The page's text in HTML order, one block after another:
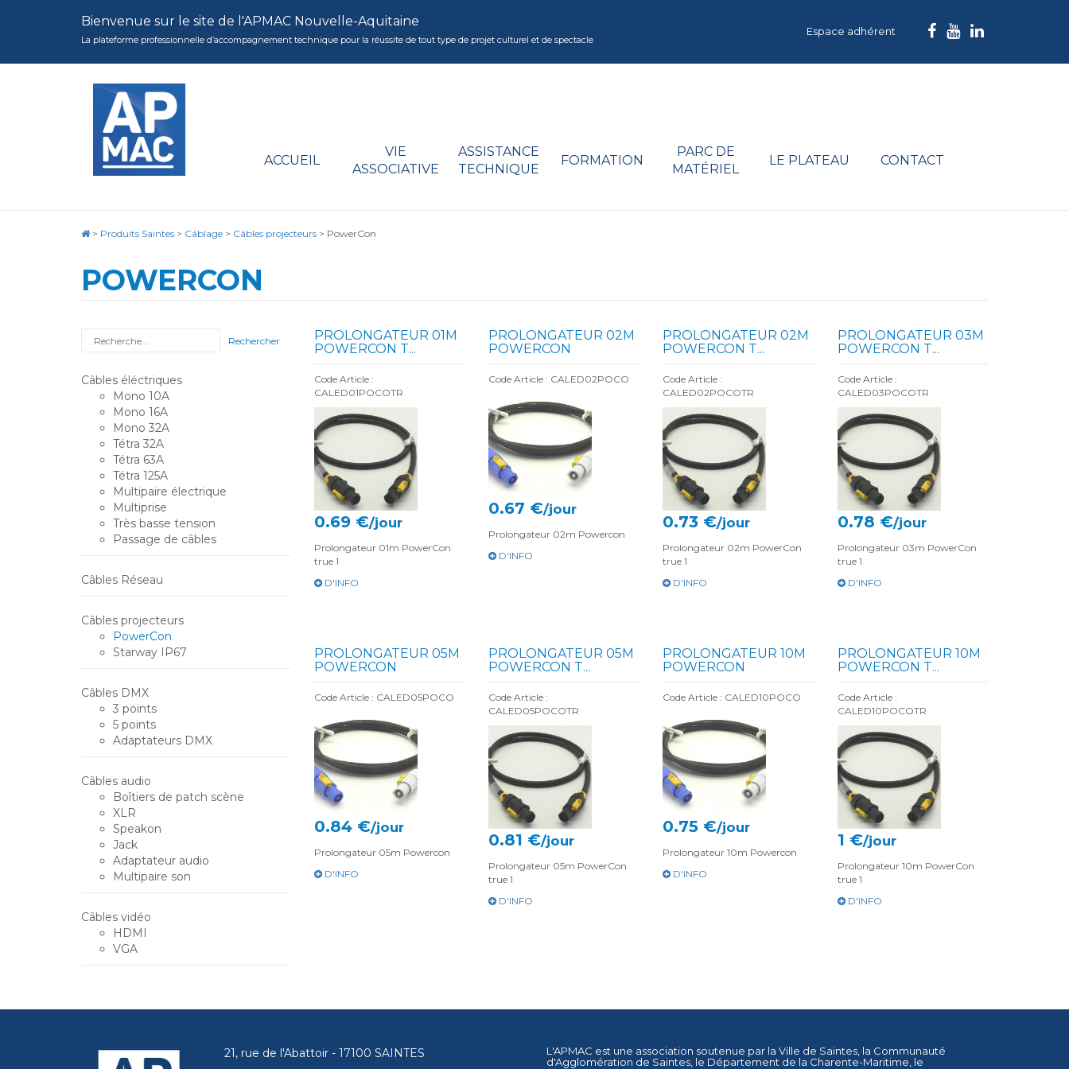
Bienvenue sur le site de l'APMAC Nouvelle-Aquitaine
La plateforme professionnelle d’accompagnement technique pour la réussite de tout type de projet culturel et de spectacle
Espace adhérent
ACCUEIL
VIE
ASSOCIATIVE
ASSISTANCE
TECHNIQUE
FORMATION
PARC DE
MATÉRIEL
LE PLATEAU CONTACT
> Produits Saintes > Câblage > Câbles projecteurs > PowerCon
POWERCON
Rechercher
Câbles éléctriques
Mono 10A
Mono 16A
Mono 32A
Tétra 32A
Tétra 63A
Tétra 125A
Multipaire électrique
Multiprise
Très basse tension
Passage de câbles
Câbles Réseau
Câbles projecteurs
PowerCon
Starway IP67
Câbles DMX
3 points
5 points
Adaptateurs DMX
Câbles audio
Boîtiers de patch scène
XLR
Speakon
Jack
Adaptateur audio
Multipaire son
Câbles vidéo
HDMI
VGA
PROLONGATEUR 01M
POWERCON T...
Code Article :
CALED01POCOTR
0.69 €/jour
Prolongateur 01m PowerCon
true 1
D'INFO
PROLONGATEUR 02M
POWERCON
Code Article : CALED02POCO
0.67 €/jour
Prolongateur 02m Powercon
D'INFO
PROLONGATEUR 02M
POWERCON T...
Code Article :
CALED02POCOTR
0.73 €/jour
Prolongateur 02m PowerCon
true 1
D'INFO
PROLONGATEUR 03M
POWERCON T...
Code Article :
CALED03POCOTR
0.78 €/jour
Prolongateur 03m PowerCon
true 1
D'INFO
PROLONGATEUR 05M
POWERCON
Code Article : CALED05POCO
0.84 €/jour
Prolongateur 05m Powercon
D'INFO
PROLONGATEUR 05M
POWERCON T...
Code Article :
CALED05POCOTR
0.81 €/jour
Prolongateur 05m PowerCon
true 1
D'INFO
PROLONGATEUR 10M
POWERCON
Code Article : CALED10POCO
0.75 €/jour
Prolongateur 10m Powercon
D'INFO
PROLONGATEUR 10M
POWERCON T...
Code Article :
CALED10POCOTR
1 €/jour
Prolongateur 10m PowerCon
true 1
D'INFO
21, rue de l'Abattoir - 17100 SAINTES L'APMAC est une association soutenue par la Ville de Saintes , la Communauté
d'Agglomération de Saintes , le Département de la Charente-Maritime , le